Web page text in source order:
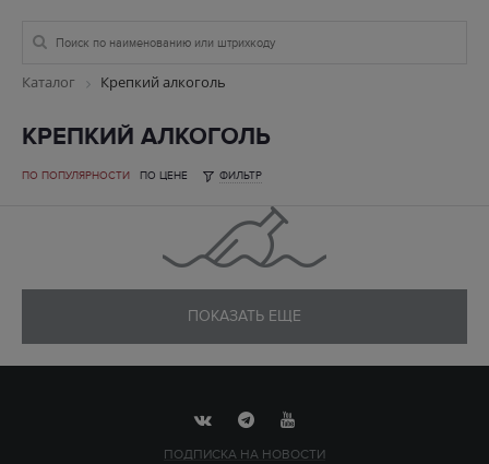
Каталог Крепкий алкоголь
КРЕПКИЙ АЛКОГОЛЬ
ПО ПОПУЛЯРНОСТИ ПО ЦЕНЕ ФИЛЬТР
ПОКАЗАТЬ ЕЩЕ
ПОДПИСКА НА НОВОСТИ